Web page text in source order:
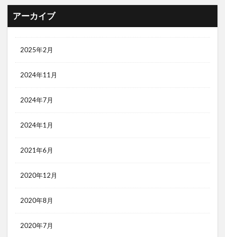
アーカイブ
2025年2月
2024年11月
2024年7月
2024年1月
2021年6月
2020年12月
2020年8月
2020年7月